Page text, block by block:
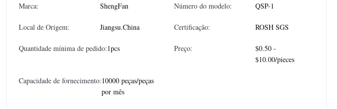
Marca: ShengFan Número do modelo: QSP-1
Local de Origem: Jiangsu.China Certificação: ROSH SGS
Quantidade mínima de pedido:1pcs Preço:
$0.50 -
$10.00/pieces
Capacidade de fornecimento:10000 peças/peças
por mês